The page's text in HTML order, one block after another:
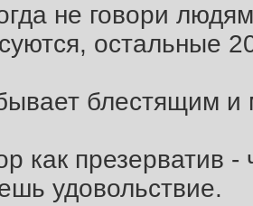
не говори
остальные
блестящим и
как презерватив
удовольствие.